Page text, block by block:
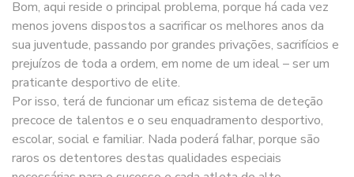
Bom, aqui reside o principal problema, porque há cada vez
menos jovens dispostos a sacrificar os melhores anos da
sua juventude, passando por grandes privações, sacrifícios e
prejuízos de toda a ordem, em nome de um ideal – ser um
praticante desportivo de elite.
Por isso, terá de funcionar um eficaz sistema de deteção
precoce de talentos e o seu enquadramento desportivo,
escolar, social e familiar. Nada poderá falhar, porque são
raros os detentores destas qualidades especiais